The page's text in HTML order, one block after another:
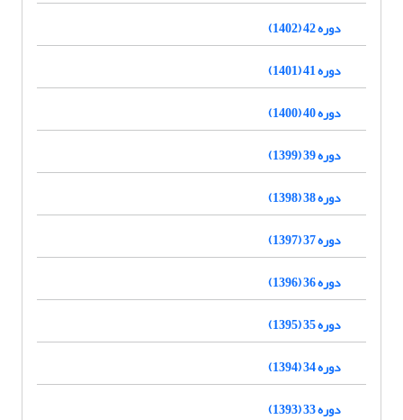
دوره 42 (1402)
دوره 41 (1401)
دوره 40 (1400)
دوره 39 (1399)
دوره 38 (1398)
دوره 37 (1397)
دوره 36 (1396)
دوره 35 (1395)
دوره 34 (1394)
دوره 33 (1393)